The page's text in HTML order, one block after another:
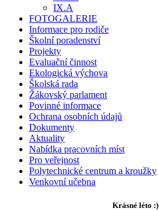
IX.A
FOTOGALERIE
Informace pro rodiče
Školní poradenství
Projekty
Evaluační činnost
Ekologická výchova
Školská rada
Žákovský parlament
Povinné informace
Ochrana osobních údajů
Dokumenty
Aktuality
Nabídka pracovních míst
Pro veřejnost
Polytechnické centrum a kroužky
Venkovní učebna
Krásné léto :)